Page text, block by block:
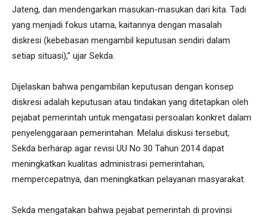
Jateng, dan mendengarkan masukan-masukan dari kita. Tadi
yang menjadi fokus utama, kaitannya dengan masalah
diskresi (kebebasan mengambil keputusan sendiri dalam
setiap situasi),” ujar Sekda.
Dijelaskan bahwa pengambilan keputusan dengan konsep
diskresi adalah keputusan atau tindakan yang ditetapkan oleh
pejabat pemerintah untuk mengatasi persoalan konkret dalam
penyelenggaraan pemerintahan. Melalui diskusi tersebut,
Sekda berharap agar revisi UU No 30 Tahun 2014 dapat
meningkatkan kualitas administrasi pemerintahan,
mempercepatnya, dan meningkatkan pelayanan masyarakat.
Sekda mengatakan bahwa pejabat pemerintah di provinsi